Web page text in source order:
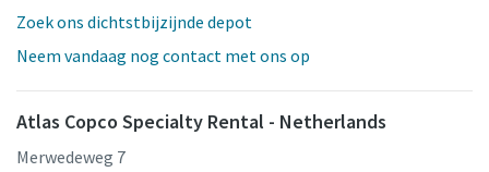
Zoek ons dichtstbijzijnde depot
Neem vandaag nog contact met ons op
Atlas Copco Specialty Rental - Netherlands
Merwedeweg 7